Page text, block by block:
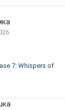
7: Whispers of